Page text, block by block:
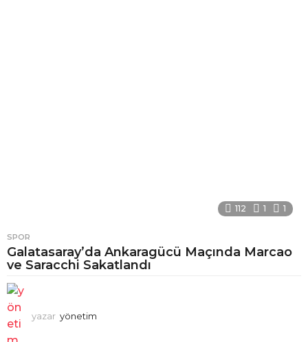
112 1 1
SPOR
Galatasaray’da Ankaragücü Maçında Marcao
ve Saracchi Sakatlandı
yazar yönetim